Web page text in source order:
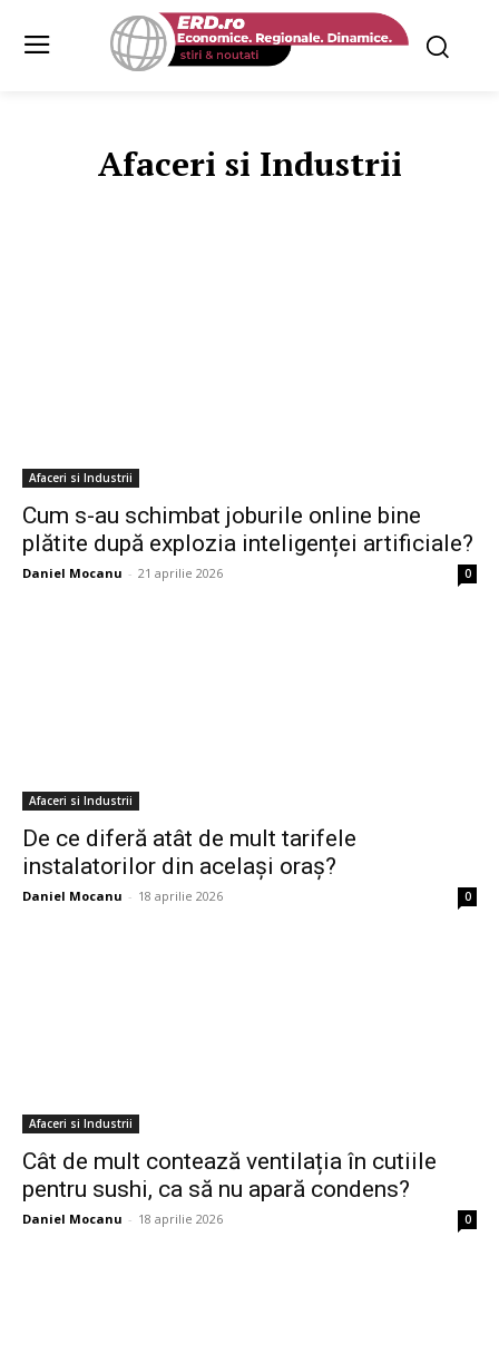
Afaceri si Industrii
Afaceri si Industrii
Cum s-au schimbat joburile online bine
plătite după explozia inteligenței artificiale?
Daniel Mocanu - 21 aprilie 2026 0
Afaceri si Industrii
De ce diferă atât de mult tarifele
instalatorilor din același oraș?
Daniel Mocanu - 18 aprilie 2026 0
Afaceri si Industrii
Cât de mult contează ventilația în cutiile
pentru sushi, ca să nu apară condens?
Daniel Mocanu - 18 aprilie 2026 0